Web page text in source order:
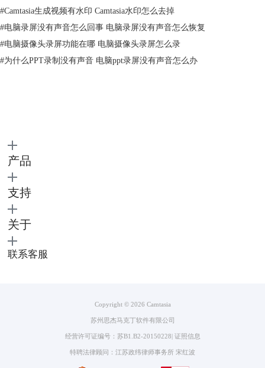
二、笔记本录微课声音小怎么办
笔记本录制微课后声音小，可能是嘴巴离麦克风距离较远，麦克风无法捕
捉声音造成的。你可以调整嘴巴距离麦克风的距离，以找到合适的音量大
小再开始录制。
如果你已经完成了微课的录制，并且遇到了声音较小的情况，有没有什么
补救措施呢？如果你是使用Camtasia这款软件录制的微课，完全可以“补
#Camtasia生成视频有水印 Camtasia水印怎么去掉
#电脑录屏没有声音怎么回事 电脑录屏没有声音怎么恢复
#电脑摄像头录屏功能在哪 电脑摄像头录屏怎么录
#为什么PPT录制没有声音 电脑ppt录屏没有声音怎么办
产品
支持
关于
联系客服
Copyright © 2026 Camtasia
苏州思杰马克丁软件有限公司
经营许可证编号：苏B1.B2-20150228 证照信息
特聘法律顾问：江苏政纬律师事务所 宋红波